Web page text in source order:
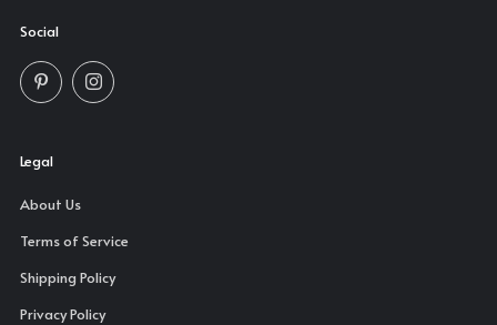
Social
PinterestInstagram
Legal
About Us
Terms of Service
Shipping Policy
Privacy Policy